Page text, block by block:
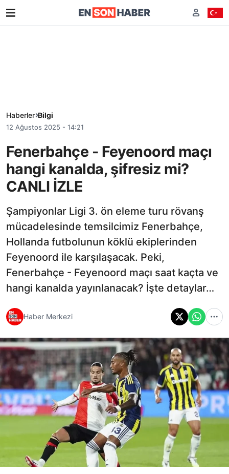
Haberler Bilgi
12 Ağustos 2025 - 14:21
Fenerbahçe - Feyenoord maçı
hangi kanalda, şifresiz mi?
CANLI İZLE
Şampiyonlar Ligi 3. ön eleme turu rövanş
mücadelesinde temsilcimiz Fenerbahçe,
Hollanda futbolunun köklü ekiplerinden
Feyenoord ile karşılaşacak. Peki,
Fenerbahçe - Feyenoord maçı saat kaçta ve
hangi kanalda yayınlanacak? İşte detaylar…
Haber Merkezi